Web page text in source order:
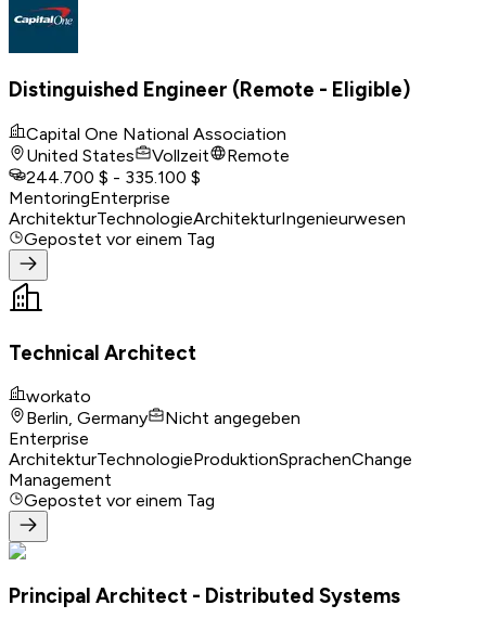
Distinguished Engineer (Remote - Eligible)
Capital One National Association
United States
Vollzeit
Remote
244.700 $ - 335.100 $
MentoringEnterprise
ArchitekturTechnologieArchitekturIngenieurwesen
Gepostet vor einem Tag
Technical Architect
workato
Berlin, Germany
Nicht angegeben
Enterprise
ArchitekturTechnologieProduktionSprachenChange
Management
Gepostet vor einem Tag
Principal Architect - Distributed Systems